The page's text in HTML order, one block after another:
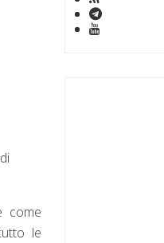
come
le